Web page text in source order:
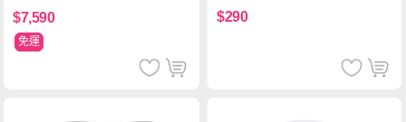
$7,590
免運
$290